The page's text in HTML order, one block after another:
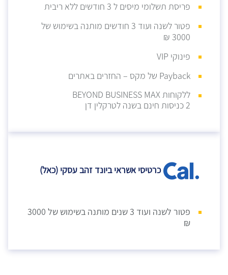
פריסת תשלומי מיסים ל 3 חודשים ללא ריבית
פטור לשנה ועוד 3 חודשים מותנה בשימוש של
3000 ₪
פינוקי VIP
Payback של מקס – החזרים באתרים
ללקוחות BEYOND BUSINESS MAX
2 כניסות חינם בשנה לטרקלין דן
כרטיסי אשראי ביונד זהב עסקי (כאל)
פטור לשנה ועוד 3 שנים מותנה בשימוש של 3000
₪